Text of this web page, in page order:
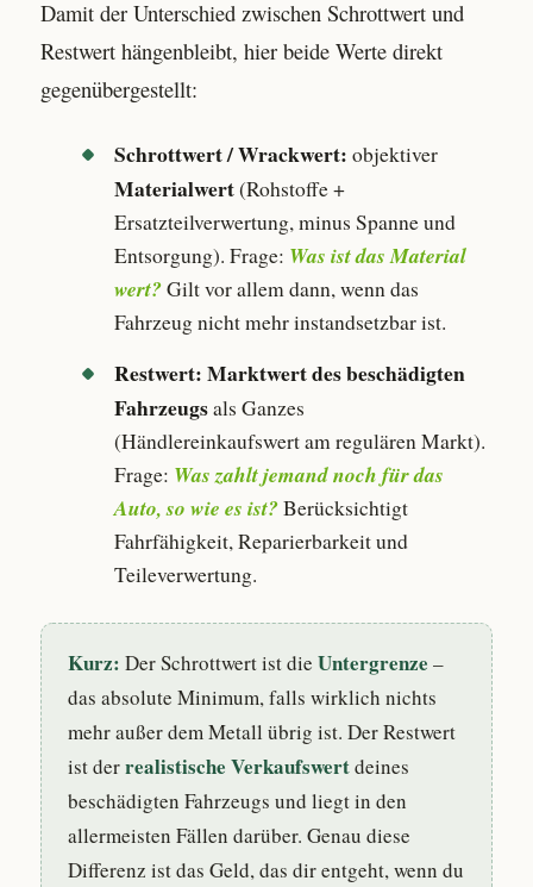
Damit der Unterschied zwischen Schrottwert und
Restwert hängenbleibt, hier beide Werte direkt
gegenübergestellt:
Schrottwert / Wrackwert: objektiver
Materialwert(Rohstoffe +
Ersatzteilverwertung, minus Spanne und
Entsorgung). Frage: Was ist das Material
wert?Gilt vor allem dann, wenn das
Fahrzeug nicht mehr instandsetzbar ist.
Restwert:Marktwert des beschädigten
Fahrzeugsals Ganzes
(Händlereinkaufswert am regulären Markt).
Frage: Was zahlt jemand noch für das
Auto, so wie es ist?Berücksichtigt
Fahrfähigkeit, Reparierbarkeit und
Teileverwertung.
Kurz: Der Schrottwert ist die Untergrenze –
das absolute Minimum, falls wirklich nichts
mehr außer dem Metall übrig ist. Der Restwert
ist derrealistische Verkaufswertdeines
beschädigten Fahrzeugs und liegt in den
allermeisten Fällen darüber. Genau diese
Differenz ist das Geld, das dir entgeht, wenn du